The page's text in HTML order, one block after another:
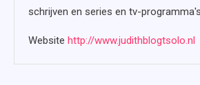
schrijven en series en tv-
Website http://www.judithblogtsolo.nl